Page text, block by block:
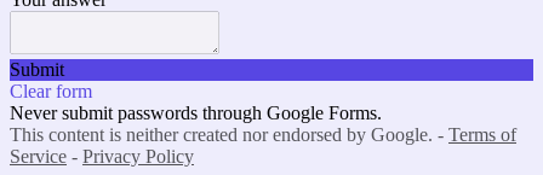
Submit
Clear form
Never submit passwords through Google Forms.
This content is neither created nor endorsed by Google. - Terms of
Service - Privacy Policy